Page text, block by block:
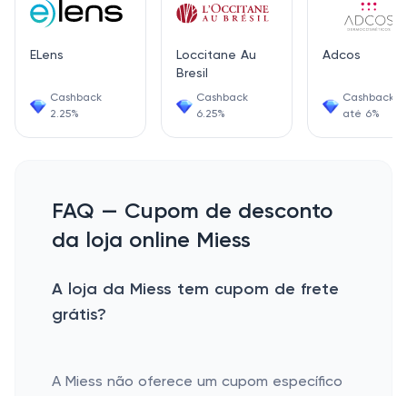
ELens
Cashback
2.25%
Loccitane Au
Bresil
Cashback
6.25%
Adcos
Cashback
até 6%
FAQ — Cupom de desconto
da loja online Miess
A loja da Miess tem cupom de frete
grátis?
A Miess não oferece um cupom específico